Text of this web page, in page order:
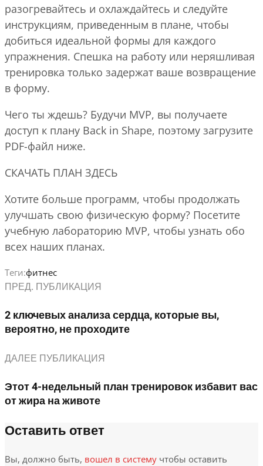
разогревайтесь и охлаждайтесь и следуйте
инструкциям, приведенным в плане, чтобы
добиться идеальной формы для каждого
упражнения. Спешка на работу или неряшливая
тренировка только задержат ваше возвращение
в форму.
Чего ты ждешь? Будучи MVP, вы получаете
доступ к плану Back in Shape, поэтому загрузите
PDF-файл ниже.
СКАЧАТЬ ПЛАН ЗДЕСЬ
Хотите больше программ, чтобы продолжать
улучшать свою физическую форму? Посетите
учебную лабораторию MVP, чтобы узнать обо
всех наших планах.
Теги:фитнес
ПРЕД. ПУБЛИКАЦИЯ
2 ключевых анализа сердца, которые вы,
вероятно, не проходите
ДАЛЕЕ ПУБЛИКАЦИЯ
Этот 4-недельный план тренировок избавит вас
от жира на животе
Оставить ответ
Вы, должно быть, вошел в систему чтобы оставить